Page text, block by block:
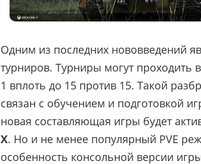
Одним из последних нововведений
турниров. Турниры могут проходить
1 вплоть до 15 против 15. Такой
связан с обучением и подготовкой
новая составляющая игры будет
X. Но и не менее популярный PVE
особенность консольной версии